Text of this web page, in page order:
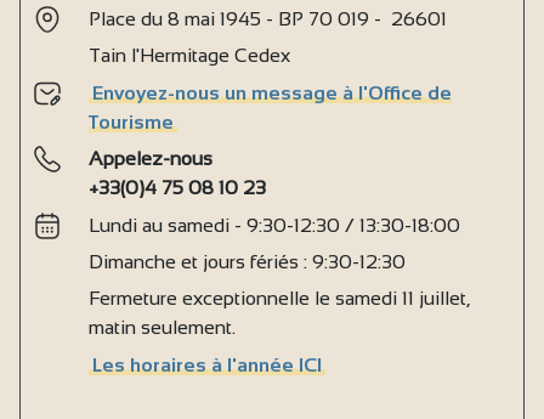
Place du 8 mai 1945 - BP 70 019 - 26601
Tain l'Hermitage Cedex
Envoyez-nous un message à l'Office de
Tourisme
Appelez-nous
+33(0)4 75 08 10 23
Lundi au samedi - 9:30-12:30 / 13:30-18:00
Dimanche et jours fériés : 9:30-12:30
Fermeture exceptionnelle le samedi 11 juillet,
matin seulement.
Les horaires à l'année ICI